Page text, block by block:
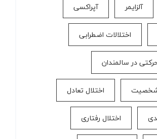
آلزایمر آپراکسی
اختلالات اضطرابی
در سالمندان
شخصیت اختلال تعادل
اختلال رفتاری